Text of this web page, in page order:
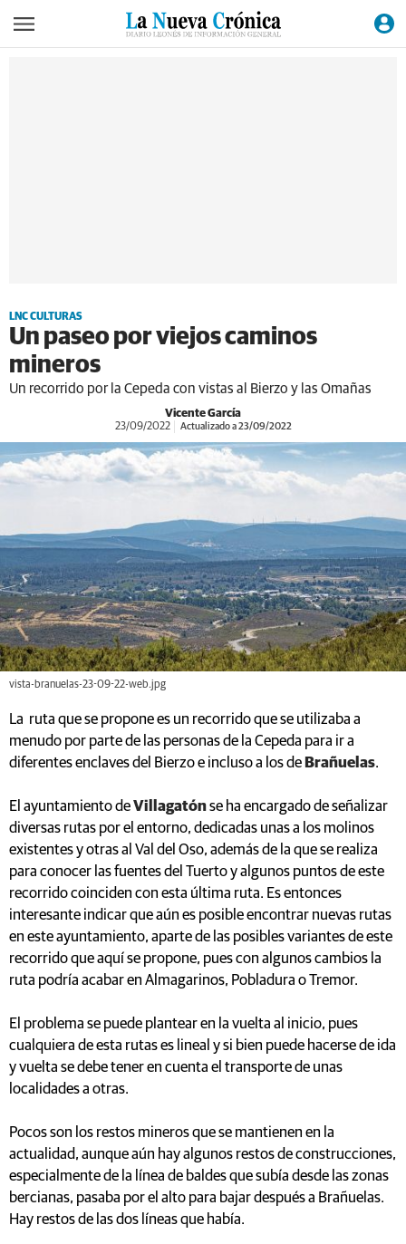
LNC CULTURAS
Un paseo por viejos caminos
mineros
Un recorrido por la Cepeda con vistas al Bierzo y las Omañas
Vicente García
23/09/2022 Actualizado a 23/09/2022
vista-branuelas-23-09-22-web.jpg
La ruta que se propone es un recorrido que se utilizaba a
menudo por parte de las personas de la Cepeda para ir a
diferentes enclaves del Bierzo e incluso a los de Brañuelas.
El ayuntamiento deVillagatónse ha encargado de señalizar
diversas rutas por el entorno, dedicadas unas a los molinos
existentes y otras al Val del Oso, además de la que se realiza
para conocer las fuentes del Tuerto y algunos puntos de este
recorrido coinciden con esta última ruta. Es entonces
interesante indicar que aún es posible encontrar nuevas rutas
en este ayuntamiento, aparte de las posibles variantes de este
recorrido que aquí se propone, pues con algunos cambios la
ruta podría acabar en Almagarinos, Pobladura o Tremor.
El problema se puede plantear en la vuelta al inicio, pues
cualquiera de esta rutas es lineal y si bien puede hacerse de ida
y vuelta se debe tener en cuenta el transporte de unas
localidades a otras.
Pocos son los restos mineros que se mantienen en la
actualidad, aunque aún hay algunos restos de construcciones,
especialmente de la línea de baldes que subía desde las zonas
bercianas, pasaba por el alto para bajar después a Brañuelas.
Hay restos de las dos líneas que había.